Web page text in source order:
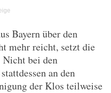
Bayern über den
mehr reicht, setzt die
Nicht bei den
an den
der Klos teilweise